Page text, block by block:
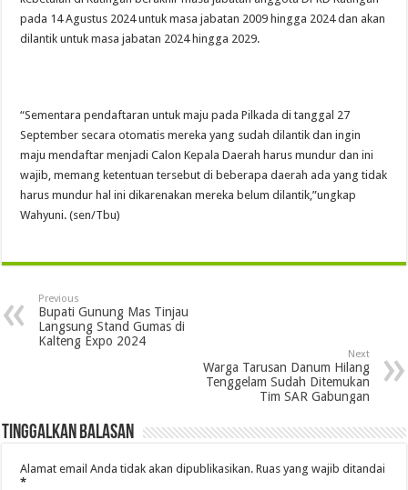
pada 14 Agustus 2024 untuk masa jabatan 2009 hingga 2024 dan akan
dilantik untuk masa jabatan 2024 hingga 2029.
“Sementara pendaftaran untuk maju pada Pilkada di tanggal 27
September secara otomatis mereka yang sudah dilantik dan ingin
maju mendaftar menjadi Calon Kepala Daerah harus mundur dan ini
wajib, memang ketentuan tersebut di beberapa daerah ada yang tidak
harus mundur hal ini dikarenakan mereka belum dilantik,”ungkap
Wahyuni. (sen/Tbu)
Previous
Bupati Gunung Mas Tinjau
Langsung Stand Gumas di
Kalteng Expo 2024
Next
Warga Tarusan Danum Hilang
Tenggelam Sudah Ditemukan
Tim SAR Gabungan
Tinggalkan Balasan
Alamat email Anda tidak akan dipublikasikan. Ruas yang wajib ditandai
*